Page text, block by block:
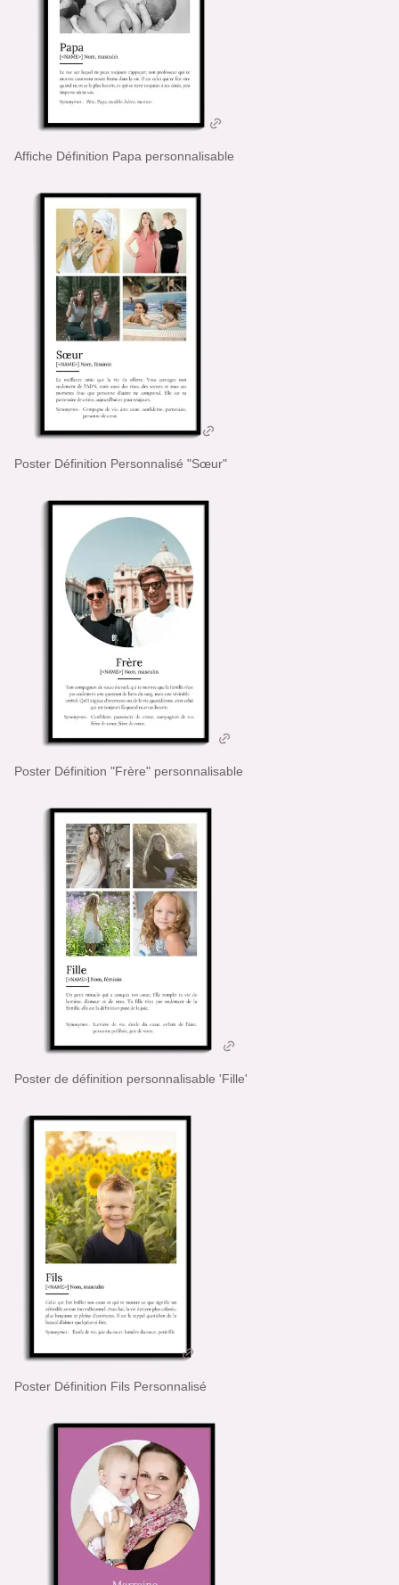
Affiche Définition Papa personnalisable
Poster Définition Personnalisé "Sœur"
Poster Définition "Frère" personnalisable
Poster de définition personnalisable 'Fille'
Poster Définition Fils Personnalisé